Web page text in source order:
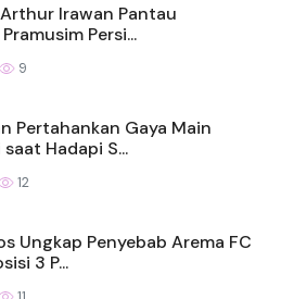
Irawan Pantau
Persi...
9
Pertahankan Gaya Main
Hadapi S...
12
Ungkap Penyebab Arema FC
3 P...